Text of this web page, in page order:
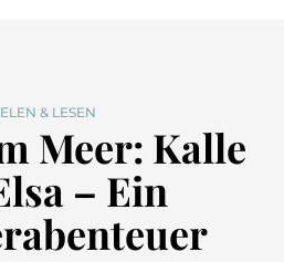
& LESEN
Meer: Kalle
– Ein